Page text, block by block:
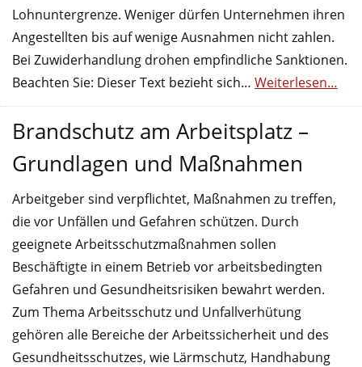
Lohnuntergrenze. Weniger dürfen Unternehmen ihren
Angestellten bis auf wenige Ausnahmen nicht zahlen.
Bei Zuwiderhandlung drohen empfindliche Sanktionen.
Beachten Sie: Dieser Text bezieht sich… Weiterlesen…
Brandschutz am Arbeitsplatz –
Grundlagen und Maßnahmen
Arbeitgeber sind verpflichtet, Maßnahmen zu treffen,
die vor Unfällen und Gefahren schützen. Durch
geeignete Arbeitsschutzmaßnahmen sollen
Beschäftigte in einem Betrieb vor arbeitsbedingten
Gefahren und Gesundheitsrisiken bewahrt werden.
Zum Thema Arbeitsschutz und Unfallverhütung
gehören alle Bereiche der Arbeitssicherheit und des
Gesundheitsschutzes, wie Lärmschutz, Handhabung